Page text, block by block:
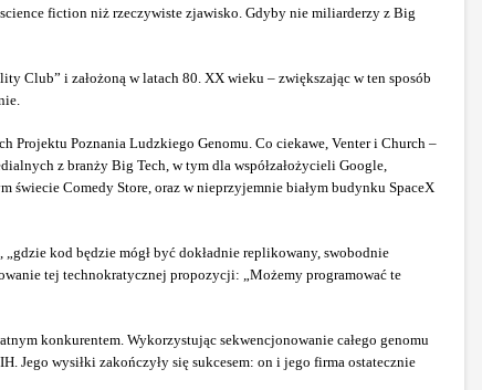
fiction niż rzeczywiste zjawisko. Gdyby nie miliarderzy z Big
Club” i założoną w latach 80. XX wieku – zwiększając w ten sposób
Projektu Poznania Ludzkiego Genomu. Co ciekawe, Venter i Church –
z branży Big Tech, w tym dla współzałożycieli Google,
świecie Comedy Store, oraz w nieprzyjemnie białym budynku SpaceX
kod będzie mógł być dokładnie replikowany, swobodnie
tej technokratycznej propozycji: „Możemy programować te
konkurentem. Wykorzystując sekwencjonowanie całego genomu
Jego wysiłki zakończyły się sukcesem: on i jego firma ostatecznie